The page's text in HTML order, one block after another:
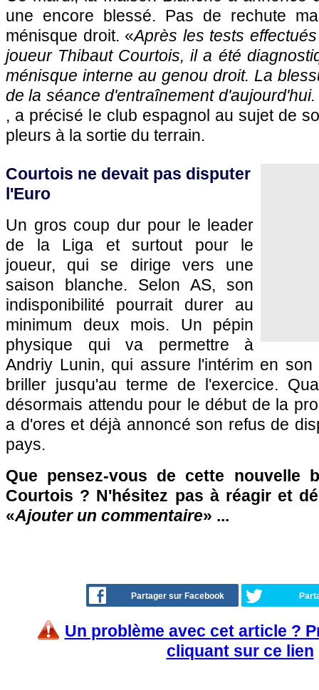
une encore blessé. Pas de rechute
ménisque droit. «Après les tests
joueur Thibaut Courtois, il a été
ménisque interne au genou droit. La
de la séance d'entraînement
, a précisé le club espagnol au sujet de
pleurs à la sortie du terrain.
Courtois ne devait pas disputer
l'Euro
Un gros coup dur pour le leader
de la Liga et surtout pour le
joueur, qui se dirige vers une
saison blanche. Selon AS, son
indisponibilité pourrait durer au
minimum deux mois. Un pépin
physique qui va permettre à
Andriy Lunin, qui assure l'intérim en
briller jusqu'au terme de l'exercice.
désormais attendu pour le début de la
a d'ores et déjà annoncé son refus de
pays.
Que pensez-vous de cette nouvelle
Courtois ? N'hésitez pas à réagir et
«Ajouter un commentaire» ...
Partager sur Facebook
Un problème avec cet article ?
cliquant sur ce lien